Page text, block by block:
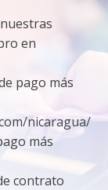
en
pago más
nicaragua/
más
contrato